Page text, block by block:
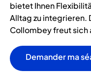
bietet Ihnen
Alltag zu integrieren.
Collombey freut sich
Demander ma